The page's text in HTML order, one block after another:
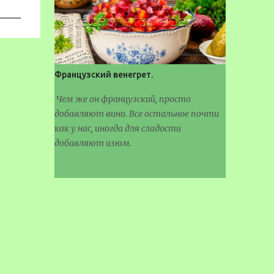
Французский венегрет.
Чем же он французский, просто
добавляют вино. Все остальное почти
как у нас, иногда для сладости
добавляют изюм.